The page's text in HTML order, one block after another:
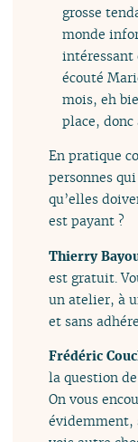
grosse
monde
intéressant
écouté
mois, eh
place, donc
En pratique
personnes
qu’elles
est payant ?
Thierry
est gratuit.
un atelier, à
et sans
Frédéric
la question
On vous
évidemment,